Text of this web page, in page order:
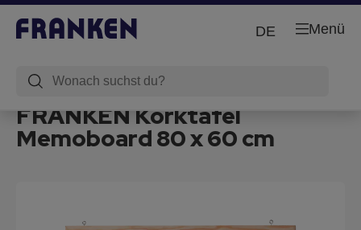
Menü
DE
FRANKEN Korktafel
Memoboard 80 x 60 cm